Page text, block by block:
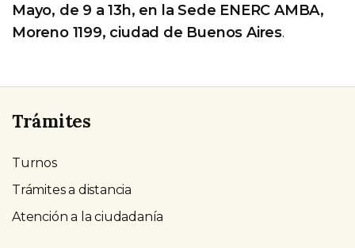
Mayo, de 9 a 13h, en la Sede ENERC AMBA,
Moreno 1199, ciudad de Buenos Aires.
Trámites
Turnos
Trámites a distancia
Atención a la ciudadanía